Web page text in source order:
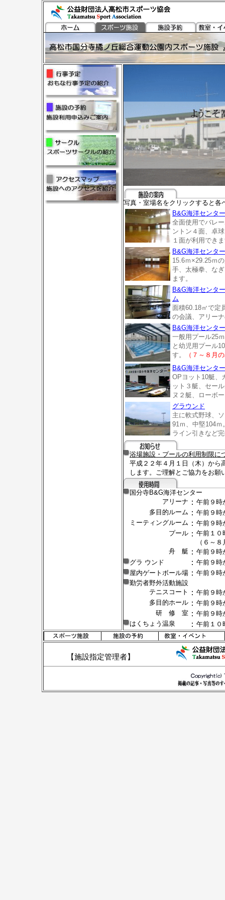
写真・室場名をクリックすると各
B&G海洋センタ
全面使用でバレ
ントン４面、卓
１面が利用でき
B&G海洋センタ
15.6ｍ×29.25ｍ
手、太極拳、な
ます。
B&G海洋センタ
ム
面積60.18㎡で定
の会議、アリー
B&G海洋センタ
一般用プール25
と幼児用プール
す。
（７～８月
B&G海洋センタ
OPヨット10艇、
ット３艇、セー
ヌ２艇、ローボ
グラウンド
主に軟式野球、
91ｍ、中堅104
ライン引きなど
浴場施設・プールの利用制限に
平成２２年４月１日（木）から
します。ご理解とご協力をお願
国分寺B&G海洋センター
アリーナ ： 午前９時
多目的ルーム ： 午前９時
ミーティングルーム ： 午前９時
プール ： 午前１０
（６～
舟 艇 ： 午前９時
グラ ウンド
： 午前９時
屋内ゲートボール場 ： 午前９時
勤労者野外活動施設
テニスコート
： 午前９時
多目的ホール ： 午前９時
研 修 室 ： 午前９時
はくちょう温泉
： 午前１０
【施設指定管理者】